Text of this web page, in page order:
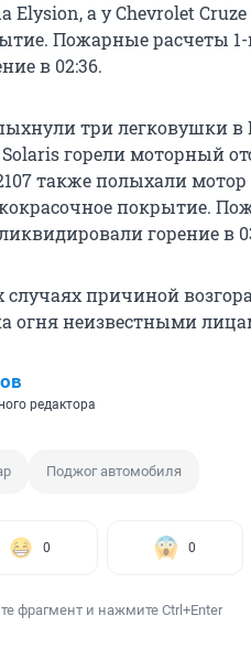
Elysion, а у Chevrolet
Пожарные расчеты
в 02:36.
три легковушки
горели моторный
также полыхали
покрытие.
горение в
случаях причиной
огня неизвестными
редактора
Поджог автомобиля
0 0
фрагмент и нажмите Ctrl+Enter